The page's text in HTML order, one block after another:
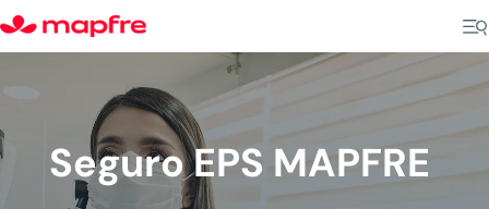
Seguro EPS MAPFRE